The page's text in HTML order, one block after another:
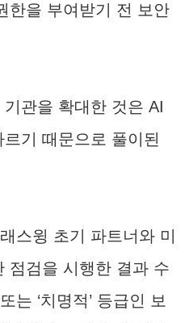
한을 부여받기 전 보안
관을 확대한 것은 AI
기 때문으로 풀이된
스윙 초기 파트너와 미
점검을 시행한 결과 수
는 ‘치명적’ 등급인 보